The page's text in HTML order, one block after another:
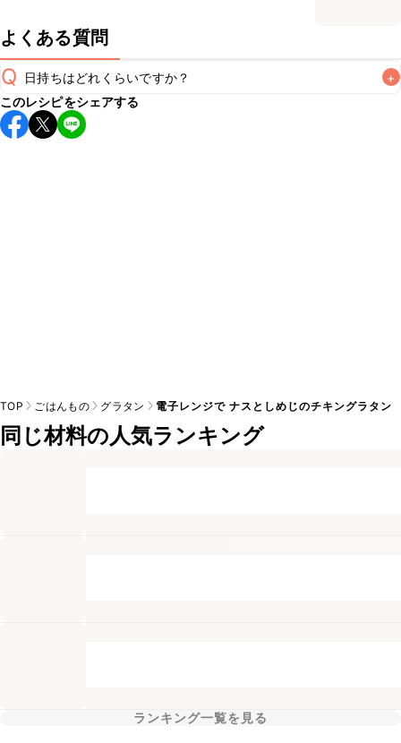
よくある質問
Q 日持ちはどれくらいですか？ +
保存期間は冷蔵で当日中が目安です。なるべくお早めにお召
し上がりください。
このレシピをシェアする
TOP ごはんもの グラタン 電子レンジで ナスとしめじのチキングラタン
同じ材料の人気ランキング
ランキング一覧を見る